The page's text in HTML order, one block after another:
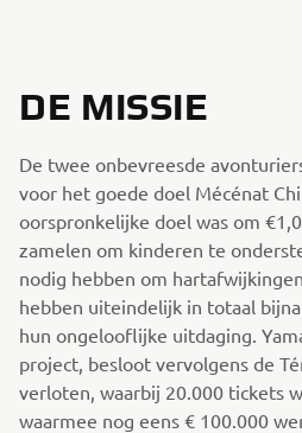
DE MISSIE
De twee onbevreesde
voor het goede doel Mécénat
oorspronkelijke doel was om
zamelen om kinderen te
nodig hebben om
hebben uiteindelijk in totaal
hun ongelooflijke uitdaging.
project, besloot vervolgens de
verloten, waarbij 20.000 tickets
waarmee nog eens € 100.000